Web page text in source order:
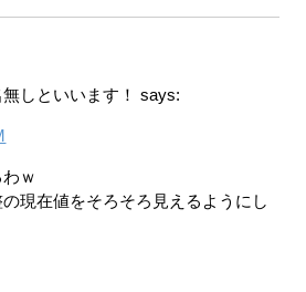
しといいます！
says:
ｗ
現在値をそろそろ見えるようにし